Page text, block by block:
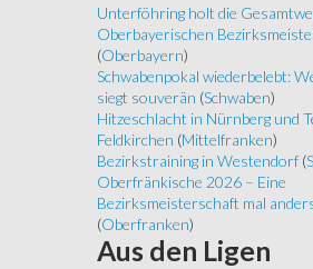
Unterföhring holt die
Oberbayerischen
(Oberbayern)
Schwabenpokal wiederbelebt:
siegt souverän (Schwaben)
Hitzeschlacht in Nürnberg und
Feldkirchen (Mittelfranken)
Bezirkstraining in Westendorf (
Oberfränkische 2026 – Eine
Bezirksmeisterschaft mal
(Oberfranken)
Aus den Ligen